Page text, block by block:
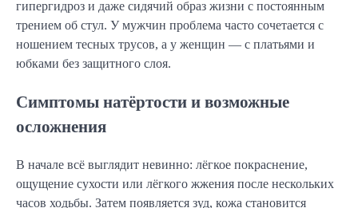
гипергидроз и даже сидячий образ жизни с постоянным
трением об стул. У мужчин проблема часто сочетается с
ношением тесных трусов, а у женщин — с платьями и
юбками без защитного слоя.
Симптомы натёртости и возможные
осложнения
В начале всё выглядит невинно: лёгкое покраснение,
ощущение сухости или лёгкого жжения после нескольких
часов ходьбы. Затем появляется зуд, кожа становится